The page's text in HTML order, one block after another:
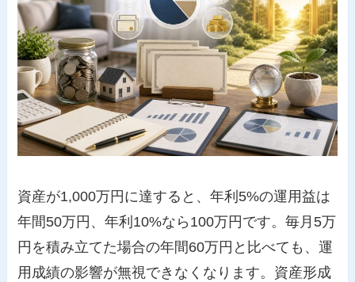
資産が1,000万円に達すると、年利5%の運用益は
年間50万円、年利10%なら100万円です。毎月5万
円を積み立てた場合の年間60万円と比べても、運
用成績の影響が無視できなくなります。資産形成